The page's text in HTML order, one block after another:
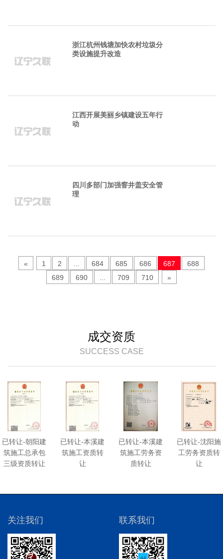
浙江杭州钱塘加快农村垃圾分
类设施提升改造
江西开展美丽乡镇建设五年行
动
四川多部门加强窨井盖安全管
理
« 1 2 684 685 686 687
688
689
690 709 710 »
成交资质
SUCCESS CASE
已转让-朝阳建
筑施工总承包
三级资质转让
已转让-本溪建
筑施工资质转
让
已转让-本溪建
筑施工劳务资
质转让
已转让-沈阳施
工劳务资质转
让
关注我们 联系我们